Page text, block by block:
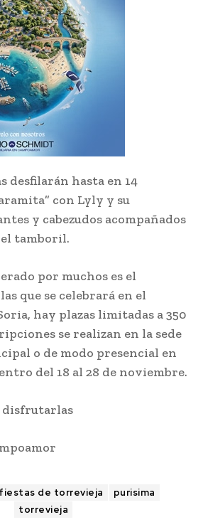
desfilarán hasta en 14
con Lyly y su
y cabezudos acompañados
tamboril.
por muchos es el
que se celebrará en el
hay plazas limitadas a 350
se realizan en la sede
o de modo presencial en
del 18 al 28 de noviembre.
disfrutarlas
fiestas de torrevieja
purisima
torrevieja